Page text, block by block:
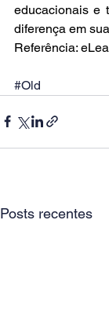
educacionais e
diferença em
Referência:
#Old
Posts recentes